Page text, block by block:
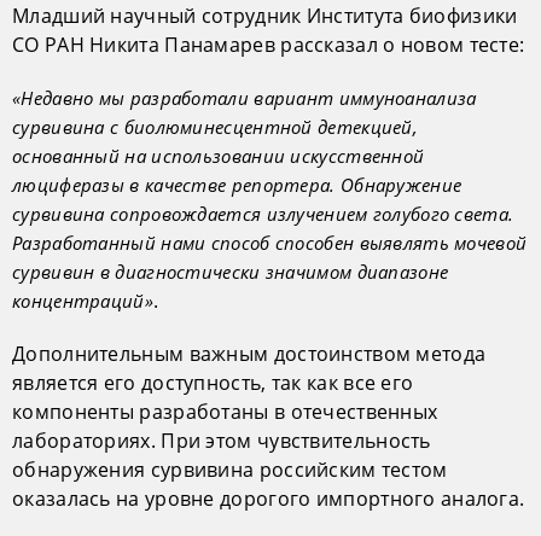
Младший научный сотрудник Института биофизики
СО РАН Никита Панамарев рассказал о новом тесте:
«Недавно мы разработали вариант иммуноанализа
сурвивина с биолюминесцентной детекцией,
основанный на использовании искусственной
люциферазы в качестве репортера. Обнаружение
сурвивина сопровождается излучением голубого света.
Разработанный нами способ способен выявлять мочевой
сурвивин в диагностически значимом диапазоне
концентраций».
Дополнительным важным достоинством метода
является его доступность, так как все его
компоненты разработаны в отечественных
лабораториях. При этом чувствительность
обнаружения сурвивина российским тестом
оказалась на уровне дорогого импортного аналога.